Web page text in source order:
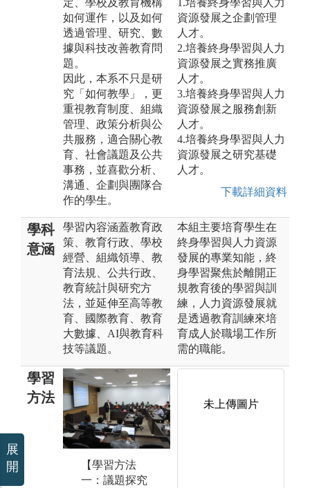
如何運作，以及如何
透過管理、研究、數
據與科技改善教育問
題。
因此，本系不只是研
究「如何教學」，更
重視教育制度、組織
管理、政策分析與公
共服務，適合關心教
育、社會議題及公共
事務，並喜歡分析、
溝通、企劃與團隊合
作的學生。
資源發展之企劃管理
人才。
2.培養終身學習與人力
資源發展之實務推廣
人才。
3.培養終身學習與人力
資源發展之服務創新
人才。
4.培養終身學習與人力
資源發展之研究基礎
人才。
下載詳細資料
學科
意涵
學習內容涵蓋教育政
策、教育行政、學校
經營、組織領導、教
育法規、公共行政、
教育統計與研究方
法，並延伸至高等教
育、國際教育、教育
大數據、AI與教育科
技等議題。
本組主要培育學生在
終身學習與人力資源
發展的專業知能，終
身學習聚焦於離開正
規教育後的學習與訓
練，人力資源發展就
是透過教育訓練來培
育成人於職場工作所
需的職能。
學習
方法
【學習方法
一：議題探究
未上傳圖片
展
開